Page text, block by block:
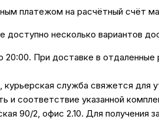
платежом на расчётный счёт
доступно несколько вариантов
20:00. При доставке в
курьерская служба свяжется
и соответствие указанной
90/2, офис 2.10. Для